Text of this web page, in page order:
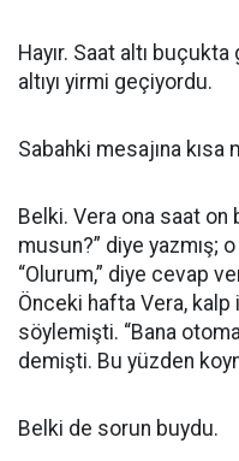
Hayır. Saat altı
altıyı yirmi geçiyordu.
Sabahki mesajına kısa
Belki. Vera ona saat
musun?” diye yazmış;
“Olurum,” diye cevap
Önceki hafta Vera,
söylemişti. “Bana
demişti. Bu yüzden
Belki de sorun buydu.